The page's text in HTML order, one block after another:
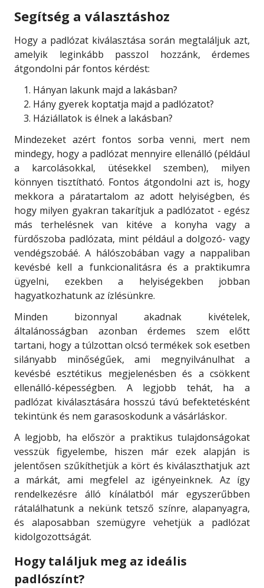
Segítség a választáshoz
Hogy a padlózat kiválasztása során megtaláljuk azt,
amelyik leginkább passzol hozzánk, érdemes
átgondolni pár fontos kérdést:
Hányan lakunk majd a lakásban?
Hány gyerek koptatja majd a padlózatot?
Háziállatok is élnek a lakásban?
Mindezeket azért fontos sorba venni, mert nem
mindegy, hogy a padlózat mennyire ellenálló (például
a karcolásokkal, ütésekkel szemben), milyen
könnyen tisztítható. Fontos átgondolni azt is, hogy
mekkora a páratartalom az adott helyiségben, és
hogy milyen gyakran takarítjuk a padlózatot - egész
más terhelésnek van kitéve a konyha vagy a
fürdőszoba padlózata, mint például a dolgozó- vagy
vendégszobáé. A hálószobában vagy a nappaliban
kevésbé kell a funkcionalitásra és a praktikumra
ügyelni, ezekben a helyiségekben jobban
hagyatkozhatunk az ízlésünkre.
Minden bizonnyal akadnak kivételek,
általánosságban azonban érdemes szem előtt
tartani, hogy a túlzottan olcsó termékek sok esetben
silányabb minőségűek, ami megnyilvánulhat a
kevésbé esztétikus megjelenésben és a csökkent
ellenálló-képességben. A legjobb tehát, ha a
padlózat kiválasztására hosszú távú befektetésként
tekintünk és nem garasoskodunk a vásárláskor.
A legjobb, ha először a praktikus tulajdonságokat
vesszük figyelembe, hiszen már ezek alapján is
jelentősen szűkíthetjük a kört és kiválaszthatjuk azt
a márkát, ami megfelel az igényeinknek. Az így
rendelkezésre álló kínálatból már egyszerűbben
rátalálhatunk a nekünk tetsző színre, alapanyagra,
és alaposabban szemügyre vehetjük a padlózat
kidolgozottságát.
Hogy találjuk meg az ideális
padlószínt?